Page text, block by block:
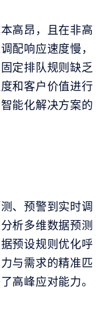
高昂，且在非高
配响应速度慢，
定排队规则缺乏
和客户价值进行
能化解决方案的
、预警到实时调
析多维数据预测
预设规则优化呼
与需求的精准匹
高峰应对能力。